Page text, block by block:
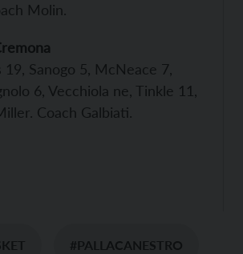
Molin.
Sanogo 5, McNeace 7,
6, Vecchiola ne, Tinkle 11,
Coach Galbiati.
#PALLACANESTRO